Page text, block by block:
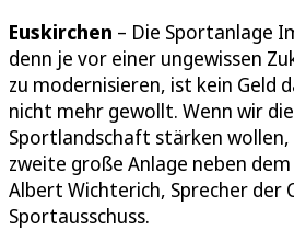
Euskirchen – Die Sportanlage
denn je vor einer ungewissen
zu modernisieren, ist kein Geld
nicht mehr gewollt. Wenn wir
Sportlandschaft stärken wollen,
zweite große Anlage neben
Albert Wichterich, Sprecher der
Sportausschuss.